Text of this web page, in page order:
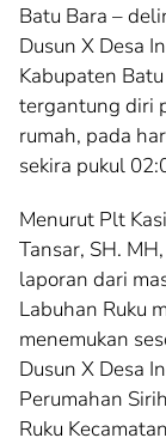
Batu Bara –
Dusun X Desa
Kabupaten
tergantung diri
rumah, pada
sekira pukul
Menurut Plt
Tansar, SH.
laporan dari
Labuhan Ruku
menemukan
Dusun X Desa
Perumahan
Ruku